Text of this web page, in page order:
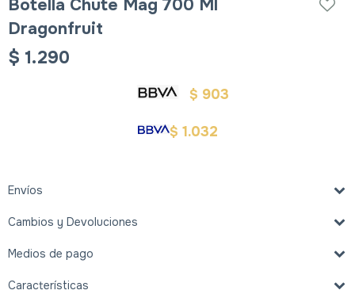
Botella Chute Mag 700 Ml
Dragonfruit
$ 1.290
$ 903
$ 1.032
Envíos
Cambios y Devoluciones
Medios de pago
Características